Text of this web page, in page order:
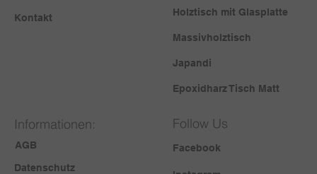
Kontakt Holztisch mit Glasplatte
Massivholztisch
Japandi
Epoxidharz Tisch Matt
Informationen:
AGB
Datenschutz
Follow Us
Facebook